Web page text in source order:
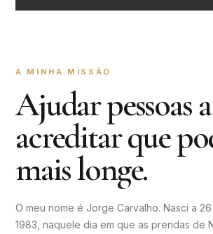
A MINHA MISSÃO
Ajudar pessoas a
acreditar que
mais longe.
O meu nome é Jorge Carvalho. Nasci a
1983, naquele dia em que as prendas de